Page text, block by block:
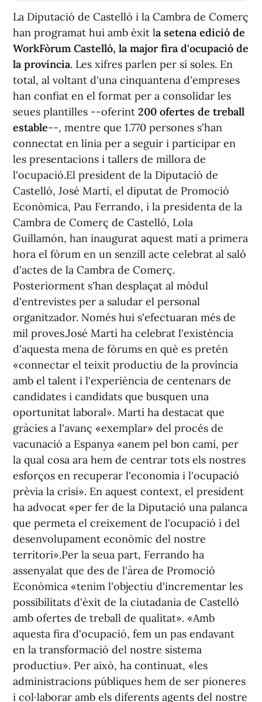
La Diputació de Castelló i la Cambra de Comerç
han programat hui amb èxit la setena edició de
WorkFòrum Castelló, la major fira d'ocupació de
la província. Les xifres parlen per sí soles. En
total, al voltant d'una cinquantena d'empreses
han confiat en el format per a consolidar les
seues plantilles --oferint 200 ofertes de treball
estable--, mentre que 1.770 persones s'han
connectat en línia per a seguir i participar en
les presentacions i tallers de millora de
l'ocupació.El president de la Diputació de
Castelló, José Martí, el diputat de Promoció
Econòmica, Pau Ferrando, i la presidenta de la
Cambra de Comerç de Castelló, Lola
Guillamón, han inaugurat aquest matí a primera
hora el fòrum en un senzill acte celebrat al saló
d'actes de la Cambra de Comerç.
Posteriorment s'han desplaçat al mòdul
d'entrevistes per a saludar el personal
organitzador. Només hui s'efectuaran més de
mil proves.José Martí ha celebrat l'existència
d'aquesta mena de fòrums en què es pretén
«connectar el teixit productiu de la província
amb el talent i l'experiència de centenars de
candidates i candidats que busquen una
oportunitat laboral». Martí ha destacat que
gràcies a l'avanç «exemplar» del procés de
vacunació a Espanya «anem pel bon camí, per
la qual cosa ara hem de centrar tots els nostres
esforços en recuperar l'economia i l'ocupació
prèvia la crisi». En aquest context, el president
ha advocat «per fer de la Diputació una palanca
que permeta el creixement de l'ocupació i del
desenvolupament econòmic del nostre
territori».Per la seua part, Ferrando ha
assenyalat que des de l'àrea de Promoció
Econòmica «tenim l'objectiu d'incrementar les
possibilitats d'èxit de la ciutadania de Castelló
amb ofertes de treball de qualitat». «Amb
aquesta fira d'ocupació, fem un pas endavant
en la transformació del nostre sistema
productiu». Per això, ha continuat, «les
administracions públiques hem de ser pioneres
i col·laborar amb els diferents agents del nostre